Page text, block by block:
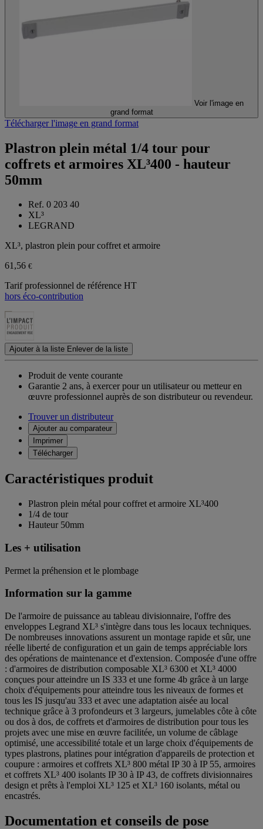
Voir l'image en
grand format
Télécharger l'image en grand format
Plastron plein métal 1/4 tour pour
coffrets et armoires XL³400 - hauteur
50mm
Ref. 0 203 40
XL³
LEGRAND
XL³, plastron plein pour coffret et armoire
61,56 €
Tarif professionnel de référence HT
hors éco-contribution
Ajouter à la liste Enlever de la liste
Produit de vente courante
Garantie 2 ans, à exercer pour un utilisateur ou metteur en
œuvre professionnel auprès de son distributeur ou revendeur.
Trouver un distributeur
Ajouter au comparateur
Imprimer
Télécharger
Caractéristiques produit
Plastron plein métal pour coffret et armoire XL³400
1/4 de tour
Hauteur 50mm
Les + utilisation
Permet la préhension et le plombage
Information sur la gamme
De l'armoire de puissance au tableau divisionnaire, l'offre des
enveloppes Legrand XL³ s'intègre dans tous les locaux techniques.
De nombreuses innovations assurent un montage rapide et sûr, une
réelle liberté de configuration et un gain de temps appréciable lors
des opérations de maintenance et d'extension. Composée d'une offre
: d'armoires de distribution composable XL³ 6300 et XL³ 4000
conçues pour atteindre un IS 333 et une forme 4b grâce à un large
choix d'équipements pour atteindre tous les niveaux de formes et
tous les IS jusqu'au 333 et avec une adaptation aisée au local
technique grâce à 3 profondeurs et 3 largeurs, jumelables côte à côte
ou dos à dos, de coffrets et d'armoires de distribution pour tous les
projets avec une mise en œuvre facilitée, un volume de câblage
optimisé, une accessibilité totale et un large choix d'équipements de
types plastrons, platines pour intégration d'appareils de protection et
coupure : armoires et coffrets XL³ 800 métal IP 30 à IP 55, armoires
et coffrets XL³ 400 isolants IP 30 à IP 43, de coffrets divisionnaires
design et prêts à l'emploi XL³ 125 et XL³ 160 isolants, métal ou
encastrés.
Documentation et conseils de pose